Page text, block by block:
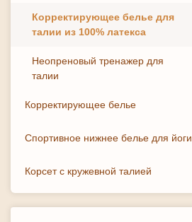
Корректирующее белье для
талии из 100% латекса
Неопреновый тренажер для
талии
Корректирующее белье
Спортивное нижнее белье для йоги
Корсет с кружевной талией